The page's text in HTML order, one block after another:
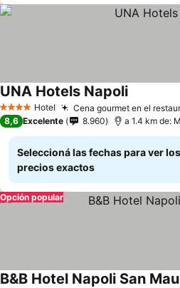
4 EstrellasHotel Cena gourmet en el
UNA Hotels Napoli
8,6 Excelente 8.960 a 1.4 km de:
Seleccioná las fechas para ver los
precios exactos
Opción popular
B&B Hotel Napoli San